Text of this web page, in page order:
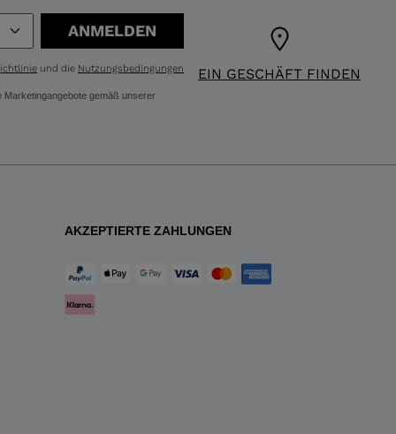
EIN GESCHÄFT FINDEN
ANMELDEN
und die Nutzungsbedingungen
Marketingangebote gemäß unserer
AKZEPTIERTE ZAHLUNGEN